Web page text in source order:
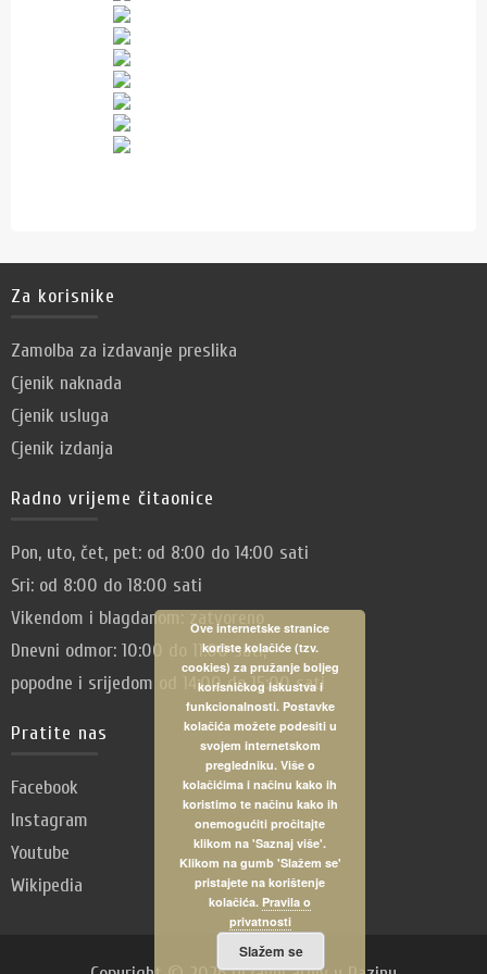
Za korisnike
Zamolba za izdavanje preslika
Cjenik naknada
Cjenik usluga
Cjenik izdanja
Radno vrijeme čitaonice
Pon, uto, čet, pet: od 8:00 do 14:00 sati
Sri: od 8:00 do 18:00 sati
Vikendom i blagdanom: zatvoreno
Dnevni odmor: 10:00 do 11:00 sati,
popodne i srijedom od 14:00 do 15:00 sati
Pratite nas
Facebook
Instagram
Youtube
Wikipedia
Ove internetske stranice
koriste kolačiće (tzv.
cookies) za pružanje boljeg
korisničkog iskustva i
funkcionalnosti. Postavke
kolačića možete podesiti u
svojem internetskom
pregledniku. Više o
kolačićima i načinu kako ih
koristimo te načinu kako ih
onemogućiti pročitajte
klikom na 'Saznaj više'.
Klikom na gumb 'Slažem se'
pristajete na korištenje
kolačića. Pravila o
privatnosti
Slažem se